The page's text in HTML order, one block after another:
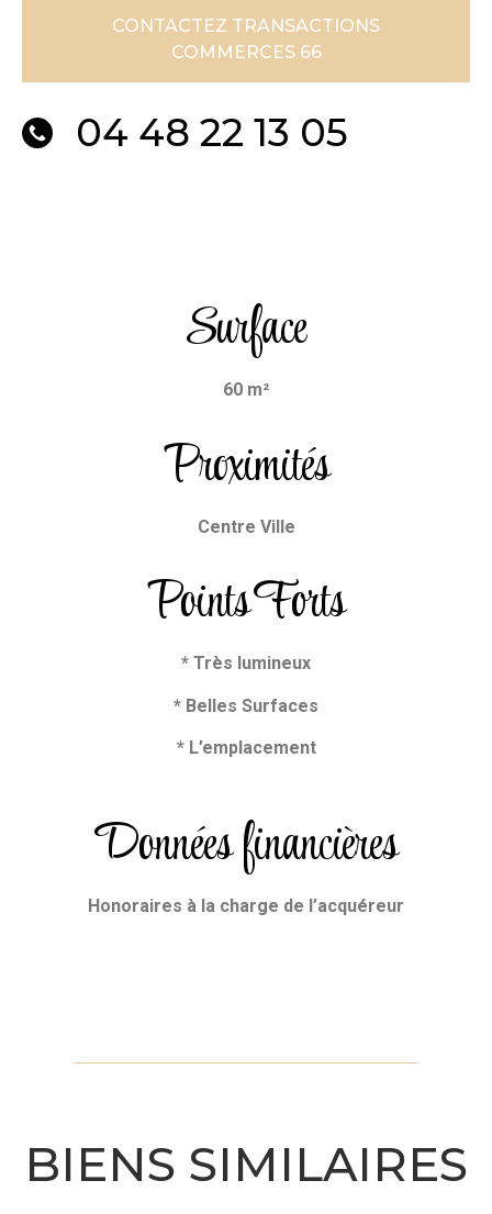
CONTACTEZ TRANSACTIONS
COMMERCES 66
04 48 22 13 05
Surface
60 m²
Proximités
Centre Ville
Points Forts
* Très lumineux
* Belles Surfaces
* L’emplacement
Données financières
Honoraires à la charge de l’acquéreur
BIENS SIMILAIRES